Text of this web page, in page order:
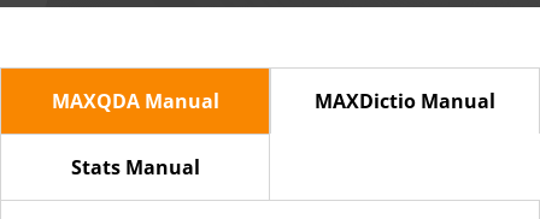
MAXQDA Manual MAXDictio Manual
Stats Manual